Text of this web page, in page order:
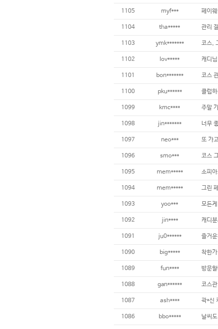
1105 myf***
1104 tha***** 관리
1103 ymk******* 코스,
1102 lov*****
1101 bon*******
1100 pku******
1099 kmc****
1098 jin******* 너무
1097 neo*** 또 가
1096 smo*** 코스
1095 mem***** 소피
1094 mem***** 그린
1093 yoo***
1092 jin****
1091 ju0****** 즐거
1090 big*****
1089 fun****
1088 gan******
1087 ash****
1086 bbo*****